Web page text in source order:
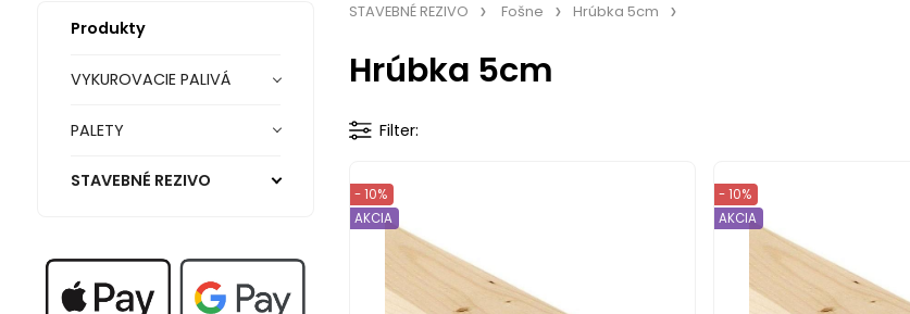
Produkty
VYKUROVACIE PALIVÁ
PALETY
STAVEBNÉ REZIVO
STAVEBNÉ REZIVO Fošne Hrúbka 5cm
Hrúbka 5cm
Filter
- 10%
AKCIA
- 10%
AKCIA